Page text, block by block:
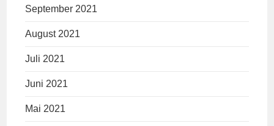
September 2021
August 2021
Juli 2021
Juni 2021
Mai 2021